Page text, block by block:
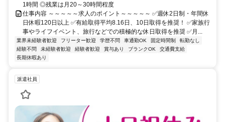
1時間 ◎残業は月20～30時間程度
仕事内容 ～～～～～求人のポイント～～～～～ ✅週休2日制・年間休
日休暇120日以上 ✅有給取得平均8.16日、10日取得を推奨！ ✅家族行
事やライフイベント、旅行などでの積極的な休日取得を推奨 ✅月...
業界未経験者歓迎 フリーター歓迎 学歴不問 車通勤OK 固定時間制
転勤なし
経験不問
未経験者歓迎 経験者歓迎 賞与あり ブランクOK
交通費支給
長期休暇あり
派遣社員